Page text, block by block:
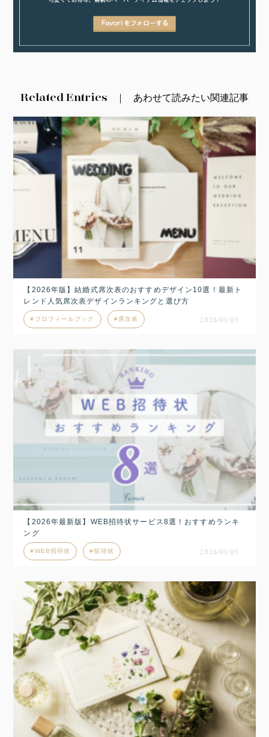
Related Entries あわせて読みたい関連記事
【2026年版】結婚式席次表のおすすめデザイン10選！最新ト
レンド人気席次表デザインランキングと選び方
プロフィールブック 席次表 2026/01/05
【2026年最新版】WEB招待状サービス8選！おすすめランキ
ング
WEB招待状 招待状 2026/01/05